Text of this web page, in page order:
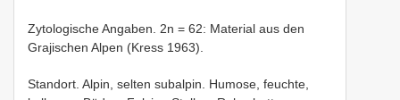
Zytologische Angaben. 2n = 62: Material aus den
Grajischen Alpen (Kress 1963).
Standort. Alpin, selten subalpin. Humose, feuchte,